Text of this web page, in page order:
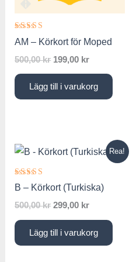
Betygsatt
5.00
av 5
AM – Körkort för Moped
500,00kr 199,00 kr
Lägg till i varukorg
Rea!
Betygsatt
5.00
av 5
B – Körkort (Turkiska)
500,00kr
Det
ursprungliga
var:
500,00 kr.
299,00 kr
Det
nuvarande
är:
299,00 kr.
Lägg till i varukorg